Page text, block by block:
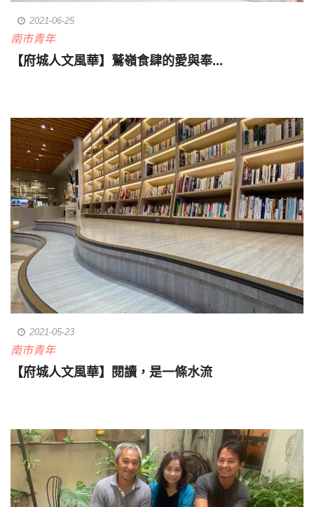
2021-06-25
南市青年
【府城人文風華】鷲嶺食肆的愛與奉...
2021-05-23
南市青年
【府城人文風華】閱讀，是一條水流